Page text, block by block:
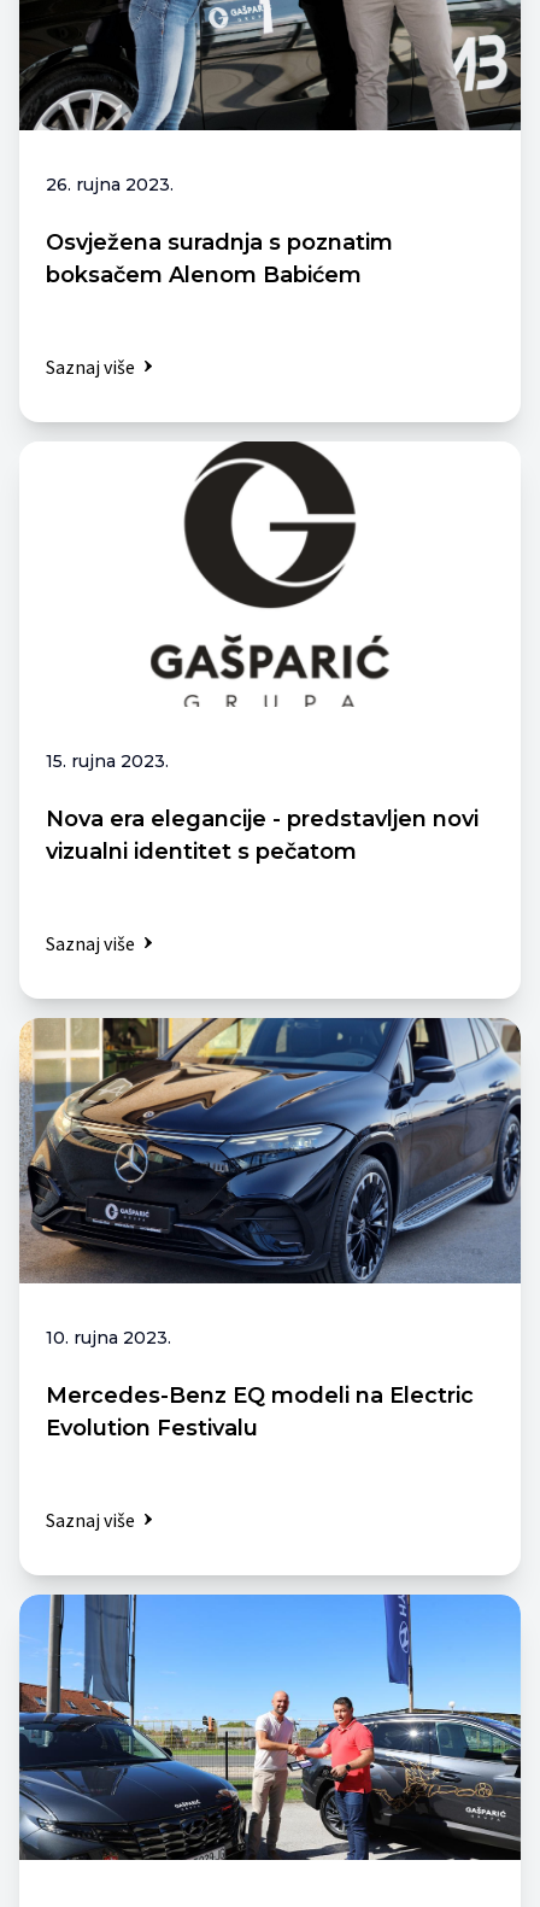
26. rujna 2023.
Osvježena suradnja s poznatim
boksačem Alenom Babićem
Saznaj više
15. rujna 2023.
Nova era elegancije - predstavljen novi
vizualni identitet s pečatom
Saznaj više
10. rujna 2023.
Mercedes-Benz EQ modeli na Electric
Evolution Festivalu
Saznaj više